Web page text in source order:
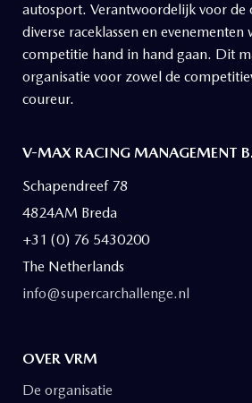
autosport. Verantwoordelijk voor de
diverse raceklassen en evenementen
competitie hand in hand gaan. Dit
organisatie voor zowel de
coureur.
V-MAX RACING MANAGEMENT
Schapendreef 78
4824AM Breda
+31 (0) 76 5430200
The Netherlands
info@supercarchallenge.nl
OVER VRM
De organisatie